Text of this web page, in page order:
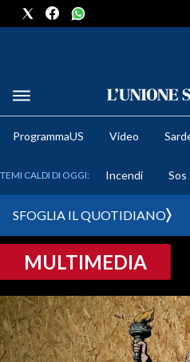
METEO
CRONACA SARDEGNA
PROVINCIA DI CAGLIARI
SULCIS IGLESIENTE
ProgrammaUS Video
TEMI CALDI DI OGGI: Incendi Sos
SFOGLIA IL QUOTIDIANO
MULTIMEDIA